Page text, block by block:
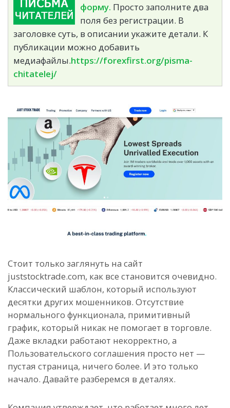
форму. Просто заполните два
поля без регистрации. В
заголовке суть, в описании укажите детали. К
публикации можно добавить
медиафайлы.https://forexfirst.org/pisma-
chitatelej/
Стоит только заглянуть на сайт
juststocktrade.com, как все становится очевидно.
Классический шаблон, который используют
десятки других мошенников. Отсутствие
нормального функционала, примитивный
график, который никак не помогает в торговле.
Даже вкладки работают некорректно, а
Пользовательского соглашения просто нет —
пустая страница, ничего более. И это только
начало. Давайте разберемся в деталях.